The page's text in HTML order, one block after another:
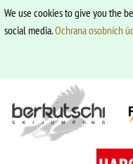
We use cookies to give you the
social media.Ochrana osobních